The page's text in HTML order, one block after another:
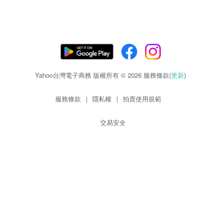
Yahoo台灣電子商務 版權所有 © 2026 服務條款(更新)
服務條款 | 隱私權 | 拍賣使用規範
交易安全